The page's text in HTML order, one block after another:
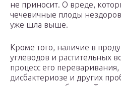
не приносит. О вреде,
чечевичные плоды
уже шла выше.
Кроме того, наличие в
углеводов и растительных
процесс его
дисбактериозе и других